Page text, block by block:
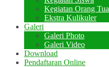
Kegiatan Orang Tua
Ekstra Kulikuler
Galeri
Galeri Photo
Galeri Video
Download
Pendaftaran Online